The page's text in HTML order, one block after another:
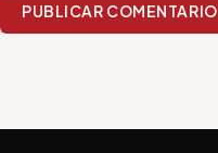
PUBLICAR COMENTARIO